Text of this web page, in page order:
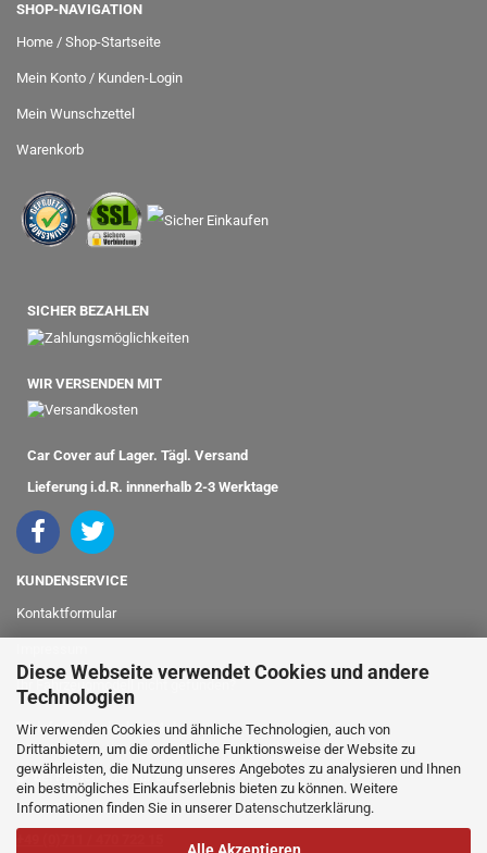
Diese Webseite verwendet Cookies und andere
Technologien
Wir verwenden Cookies und ähnliche Technologien, auch von
Drittanbietern, um die ordentliche Funktionsweise der Website zu
gewährleisten, die Nutzung unseres Angebotes zu analysieren und Ihnen
ein bestmögliches Einkaufserlebnis bieten zu können. Weitere
Informationen finden Sie in unserer Datenschutzerklärung.
SHOP-NAVIGATION
Home / Shop-Startseite
Mein Konto / Kunden-Login
Mein Wunschzettel
Warenkorb
SICHER BEZAHLEN
WIR VERSENDEN MIT
Car Cover auf Lager. Tägl. Versand
Lieferung i.d.R. innnerhalb 2-3 Werktage
KUNDENSERVICE
Kontaktformular
Ihr Fahrzeugmodell nicht gefunden?
info@classicshop24.de
bei Fragen oder für Bestellungen
rufen Sie einfach an: